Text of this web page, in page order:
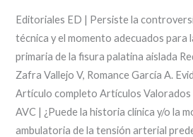
Editoriales ED | Persiste la
técnica y el momento adecuados para
primaria de la fisura palatina aislada
Zafra Vallejo V, Romance García A.
Artículo completo Artículos
AVC | ¿Puede la historia clínica y/o la
ambulatoria de la tensión arterial
2024